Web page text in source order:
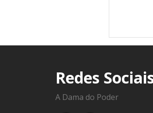
Redes
A Dama do Poder